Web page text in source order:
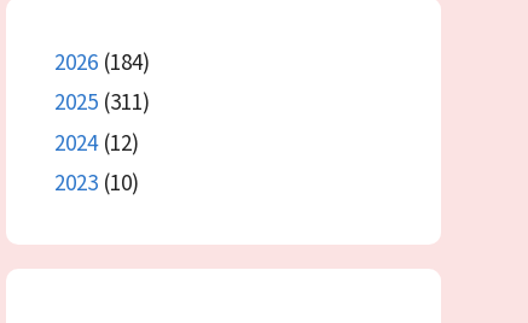
2026 (184)
2025 (311)
2024(12)
2023 (10)